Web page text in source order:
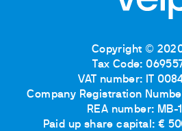
Copyright ©
Tax Code:
VAT number: IT
Company Registration
REA number: MB-
Paid up share capital: €